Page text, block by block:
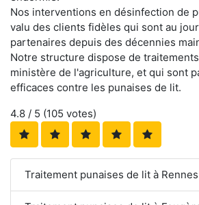
Nos interventions en désinfection de
valu des clients fidèles qui sont au
partenaires depuis des décennies
Notre structure dispose de
ministère de l'agriculture, et qui sont
efficaces contre les punaises de lit.
4.8 / 5 (105 votes)
Traitement punaises de lit à